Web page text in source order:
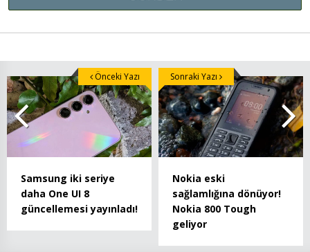
Samsung iki seriye
daha One UI 8
güncellemesi yayınladı!
Önceki Yazı
Nokia eski
sağlamlığına dönüyor!
Nokia 800 Tough
geliyor
Sonraki Yazı